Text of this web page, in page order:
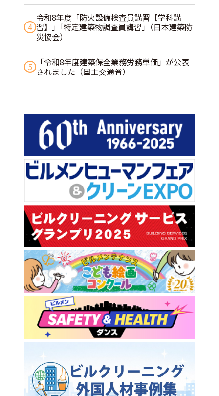
4
令和8年度「防火設備検査員講習【学科講
習】」｢特定建築物調査員講習｣（日本建築防
災協会）
5
「令和8年度建築保全業務労務単価」が公表
されました（国土交通省）